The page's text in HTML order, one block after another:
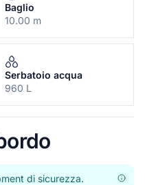
Baglio
10.00 m
Serbatoio acqua
960 L
di sicurezza.